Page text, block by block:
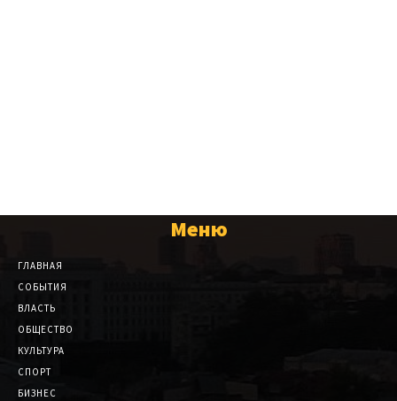
Меню
ГЛАВНАЯ
СОБЫТИЯ
ВЛАСТЬ
ОБЩЕСТВО
КУЛЬТУРА
СПОРТ
БИЗНЕС